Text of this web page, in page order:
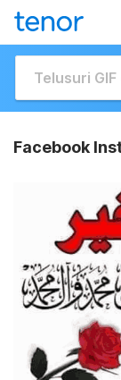
Facebook